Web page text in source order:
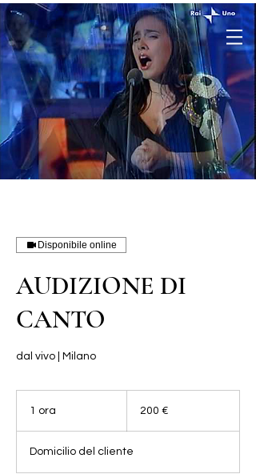
Disponibile online
AUDIZIONE DI
CANTO
dal vivo | Milano
1 ora 200 €
Domicilio del cliente